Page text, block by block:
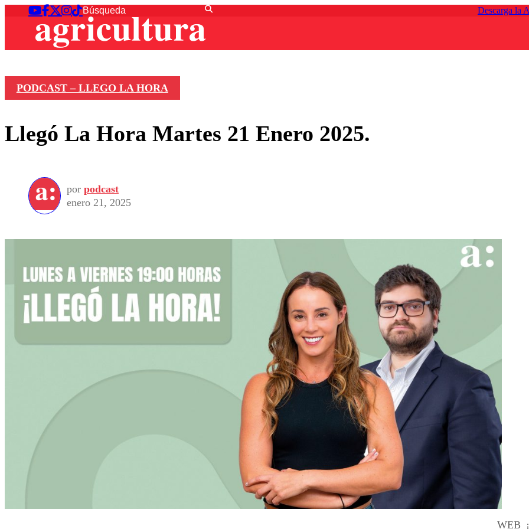
Descarga la
PODCAST – LLEGO LA HORA
Llegó La Hora Martes 21 Enero 2025.
por podcast
enero 21, 2025